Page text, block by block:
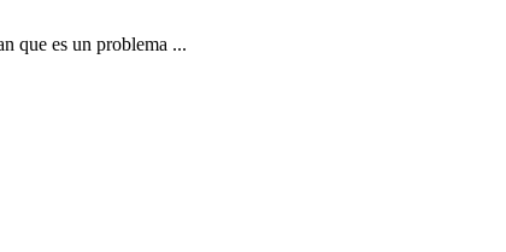
que es un problema ...